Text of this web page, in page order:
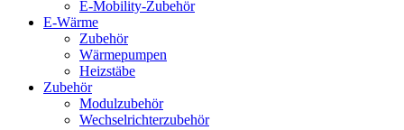
E-Mobility-Zubehör
E-Wärme
Zubehör
Wärmepumpen
Heizstäbe
Zubehör
Modulzubehör
Wechselrichterzubehör